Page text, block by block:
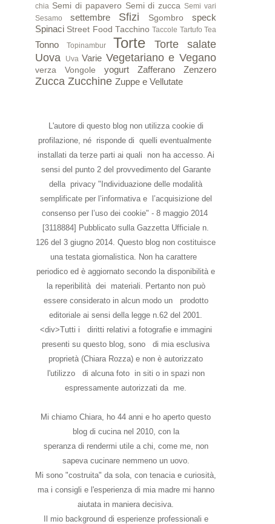
chia Semi di papavero Semi di zucca Semi vari
Sesamo
settembre Sfizi Sgombro
speck
Spinaci Street Food Tacchino Taccole Tartufo Tea
Tonno Topinambur Torte
Torte salate
Uova
Uva Varie Vegetariano e Vegano
verza Vongole yogurt Zafferano Zenzero
Zucca Zucchine Zuppe e Vellutate
L'autore di questo blog non utilizza cookie di
profilazione, né risponde di quelli eventualmente
installati da terze parti ai quali non ha accesso. Ai
sensi del punto 2 del provvedimento del Garante
della privacy "Individuazione delle modalità
semplificate per l’informativa e l’acquisizione del
consenso per l’uso dei cookie" - 8 maggio 2014
[3118884] Pubblicato sulla Gazzetta Ufficiale n.
126 del 3 giugno 2014. Questo blog non costituisce
una testata giornalistica. Non ha carattere
periodico ed è aggiornato secondo la disponibilità e
la reperibilità dei materiali. Pertanto non può
essere considerato in alcun modo un prodotto
editoriale ai sensi della legge n.62 del 2001.
<div>Tutti i diritti relativi a fotografie e immagini
presenti su questo blog, sono di mia esclusiva
proprietà (Chiara Rozza) e non è autorizzato
l'utilizzo di alcuna foto in siti o in spazi non
espressamente autorizzati da me.
Mi chiamo Chiara, ho 44 anni e ho aperto questo
blog di cucina nel 2010, con la
speranza di rendermi utile a chi, come me, non
sapeva cucinare nemmeno un uovo.
Mi sono "costruita" da sola, con tenacia e curiosità,
ma i consigli e l'esperienza di mia madre mi hanno
aiutata in maniera decisiva.
Il mio background di esperienze professionali e